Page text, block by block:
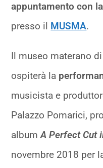
appuntamento con
presso il MUSMA.
Il museo materano
ospiterà la
musicista e
Palazzo Pomarici,
albumA Perfect Cut
novembre 2018 per